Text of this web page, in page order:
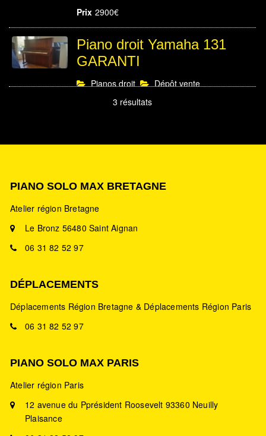
Prix 2900€
Piano droit Yamaha 131
GARANTI
Pianos droit
Dépôt vente
Le Bronz, Saint-Aignan, France
3 résultats
PIANO SOLO MAX BRETAGNE
Atelier région Bretagne
Le Bronz 56480 Saint Aignan
06 31 82 52 97
DÉPLACEMENTS
Déplacements Région Bretagne & Déplacements Région Paris
06 31 82 52 97
PIANO SOLO MAX PARIS
Atelier région Paris
12 avenue du Pprésident Roosevelt 93360 Neuilly
Plaisance